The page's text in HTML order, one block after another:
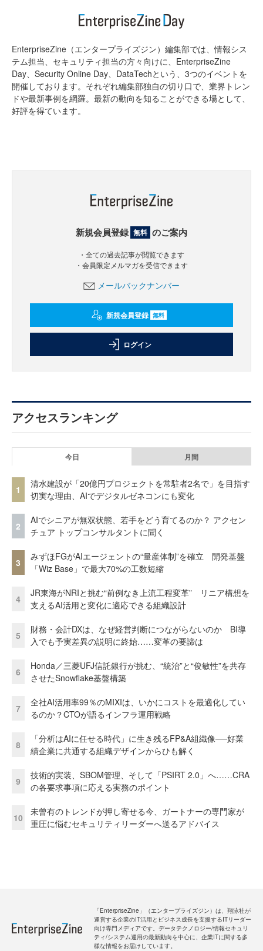
EnterpriseZine（エンタープライズジン）編集部では、情報シス
テム担当、セキュリティ担当の方々向けに、EnterpriseZine
Day、Security Online Day、DataTechという、3つのイベントを
開催しております。それぞれ編集部独自の切り口で、業界トレン
ドや最新事例を網羅。最新の動向を知ることができる場として、
好評を得ています。
新規会員登録 無料 のご案内
・全ての過去記事が閲覧できます
・会員限定メルマガを受信できます
メールバックナンバー
新規会員登録 無料
ログイン
アクセスランキング
今日 月間
1
清水建設が「20億円プロジェクトを常駐者2名で」を目指す
切実な理由、AIでデジタルゼネコンにも変化
2
AIでシニアが無双状態、若手をどう育てるのか？ アクセン
チュア トップコンサルタントに聞く
3
みずほFGがAIエージェントの“量産体制”を確立 開発基盤
「Wiz Base」で最大70%の工数短縮
4
JR東海がNRIと挑む“前例なき上流工程変革” リニア構想を
支えるAI活用と変化に適応できる組織設計
5
財務・会計DXは、なぜ経営判断につながらないのか BI導
入でも予実差異の説明に終始……変革の要諦は
6
Honda／三菱UFJ信託銀行が挑む、“統治”と“俊敏性”を共存
させたSnowflake基盤構築
7
全社AI活用率99％のMIXIは、いかにコストを最適化してい
るのか？CTOが語るインフラ運用戦略
8
「分析はAIに任せる時代」に生き残るFP&A組織像──好業
績企業に共通する組織デザインからひも解く
9
技術的実装、SBOM管理、そして「PSIRT 2.0」へ……CRA
の各要求事項に応える実務のポイント
10
未曾有のトレンドが押し寄せる今、ガートナーの専門家が
重圧に悩むセキュリティリーダーへ送るアドバイス
「EnterpriseZine」（エンタープライズジン）は、翔泳社が
運営する企業のIT活用とビジネス成長を支援するITリーダー
向け専門メディアです。データテクノロジー/情報セキュリ
ティ/システム運用の最新動向を中心に、企業ITに関する多
様な情報をお届けしています。